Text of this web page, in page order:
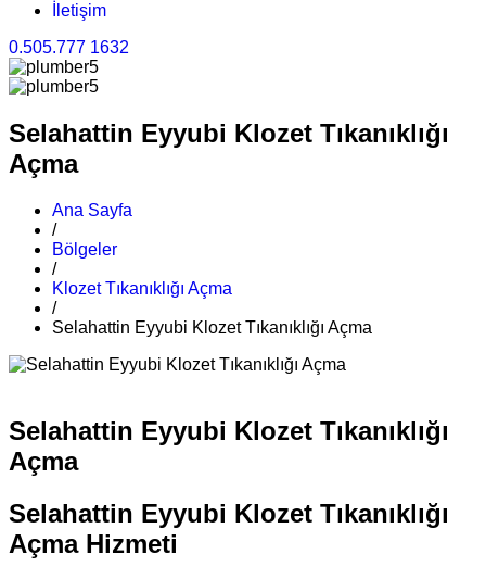
İletişim
0.505.777 1632
Selahattin Eyyubi Klozet Tıkanıklığı
Açma
Ana Sayfa
/
Bölgeler
/
Klozet Tıkanıklığı Açma
/
Selahattin Eyyubi Klozet Tıkanıklığı Açma
Selahattin Eyyubi Klozet Tıkanıklığı
Açma
Selahattin Eyyubi Klozet Tıkanıklığı
Açma Hizmeti